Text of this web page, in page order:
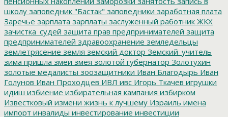
школу заповедник "Бастак" заповедники заработная плата
Заречье зарплата зарплаты заслуженный работник ЖКХ
зачистка_судей защита прав предпринимателей защита
предпринимателей здравоохранение земледельцы
землетрясение земля земский доктор Земский_учитель
зима пришла змеи змея золотой губернатор Золотухин
золотые медалисты зоозащитники Иван Благодырь Иван
Голунов Иван Проходцев ИВЛ ивс Игорь Ткачев игрушки
идиш избиение избирательная кампания избирком
Известковый измени жизнь к лучшему Израиль имена
импорт инвалиды инвестирование инвестиции